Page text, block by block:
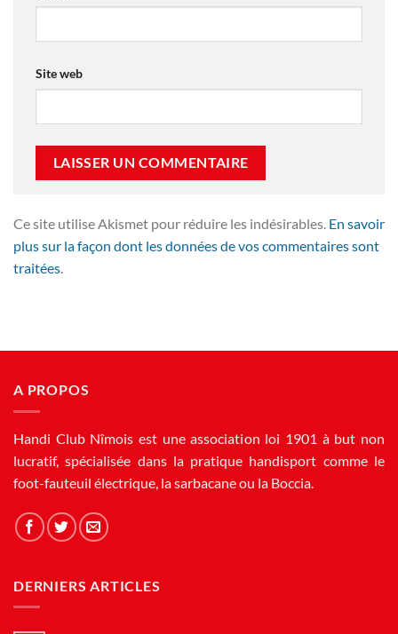
Site web
Ce site utilise Akismet pour réduire les indésirables. En savoir
plus sur la façon dont les données de vos commentaires sont
traitées.
A PROPOS
Handi Club Nîmois est une association loi 1901 à but non
lucratif, spécialisée dans la pratique handisport comme le
foot-fauteuil électrique, la sarbacane ou la Boccia.
DERNIERS ARTICLES